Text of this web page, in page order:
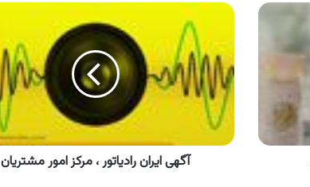
آگهی
رادیاتور
،
مرکز
امور
مشتریان
آگهی ایران رادیاتور ، مرکز امور مشتریان